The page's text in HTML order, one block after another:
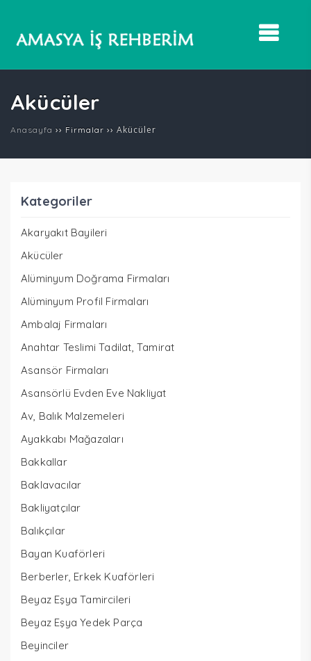
Akücüler
Anasayfa ›› Firmalar ›› Akücüler
Kategoriler
Akaryakıt Bayileri
Akücüler
Alüminyum Doğrama Firmaları
Alüminyum Profil Firmaları
Ambalaj Firmaları
Anahtar Teslimi Tadilat, Tamirat
Asansör Firmaları
Asansörlü Evden Eve Nakliyat
Av, Balık Malzemeleri
Ayakkabı Mağazaları
Bakkallar
Baklavacılar
Bakliyatçılar
Balıkçılar
Bayan Kuaförleri
Berberler, Erkek Kuaförleri
Beyaz Eşya Tamircileri
Beyaz Eşya Yedek Parça
Beyinciler